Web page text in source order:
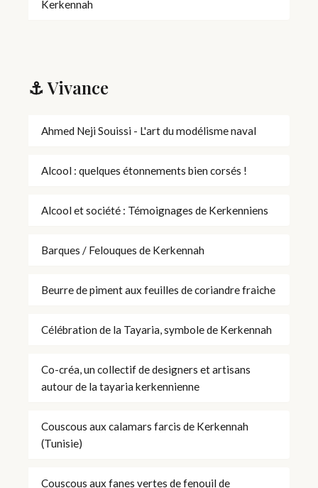
Kerkennah
⚓ Vivance
Ahmed Neji Souissi - L'art du modélisme naval
Alcool : quelques étonnements bien corsés !
Alcool et société : Témoignages de Kerkenniens
Barques / Felouques de Kerkennah
Beurre de piment aux feuilles de coriandre fraiche
Célébration de la Tayaria, symbole de Kerkennah
Co-créa, un collectif de designers et artisans
autour de la tayaria kerkennienne
Couscous aux calamars farcis de Kerkennah
(Tunisie)
Couscous aux fanes vertes de fenouil de